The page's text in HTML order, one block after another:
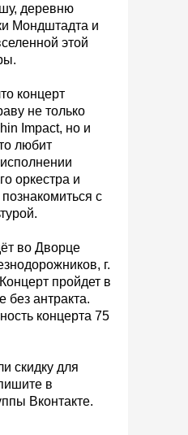
деревню
Мондштадта и
этой
концерт
не только
Impact, но и
любит
оркестра и
с
во Дворце
г.
пройдет в
без антракта.
концерта 75
скидку для
в
Вконтакте.